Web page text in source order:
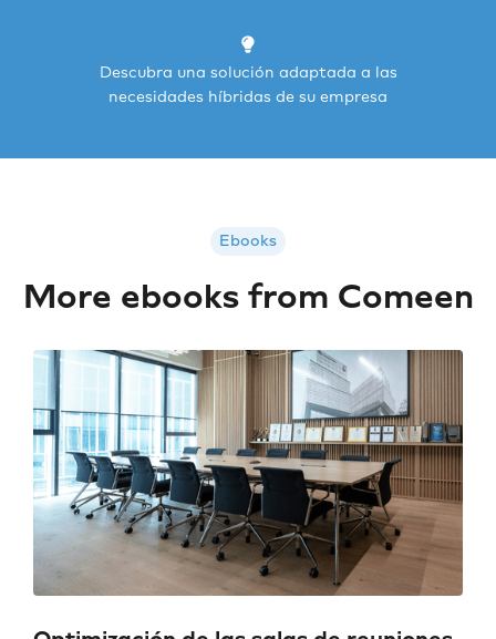
Descubra una solución adaptada a las
necesidades híbridas de su empresa
Ebooks
More ebooks from Comeen